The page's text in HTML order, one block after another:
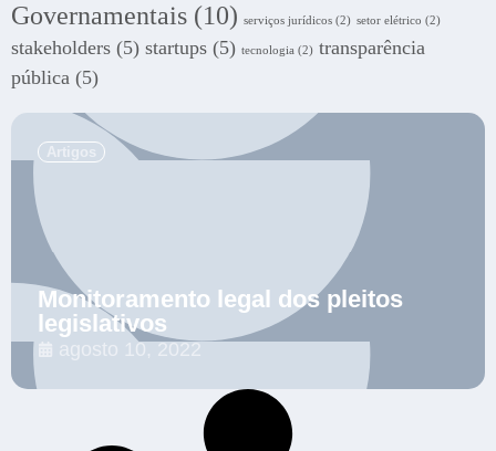
Governamentais (10) serviços jurídicos (2) setor elétrico (2)
stakeholders (5) startups (5) tecnologia (2) transparência
pública (5)
Artigos
Monitoramento legal dos pleitos
legislativos
agosto 10, 2022